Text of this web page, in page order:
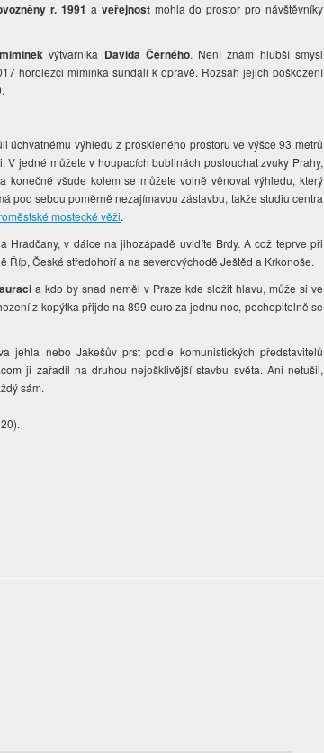
r. 1991 a veřejnostmohla do prostor pro návštěvníky
výtvarníka Davida Černého. Není znám hlubší smysl
horolezci miminka sundali k opravě. Rozsah jejich poškození
úchvatnému výhledu z proskleného prostoru ve výšce 93 metrů
jedné můžete v houpacích bublinách poslouchat zvuky Prahy,
všude kolem se můžete volně věnovat výhledu, který
pod sebou poměrně nezajímavou zástavbu, takže studiu centra
mostecké věži.
Hradčany, v dálce na jihozápadě uvidíte Brdy. A což teprve při
České středohoří a na severovýchodě Ještěd a Krkonoše.
a kdo by snad neměl v Praze kde složit hlavu, může si ve
z kopýtka přijde na 899 euro za jednu noc, pochopitelně se
jehla nebo Jakešův prst podle komunistických představitelů
ji zařadil na druhou nejošklivější stavbu světa. Ani netušil,
sám.